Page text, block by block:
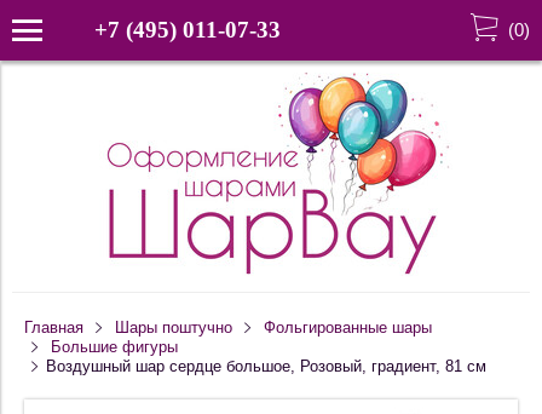
+7 (495) 011-07-33 (0)
Главная Шары поштучно
Фольгированные шары
Большие фигуры
Воздушный шар сердце большое, Розовый, градиент, 81 см